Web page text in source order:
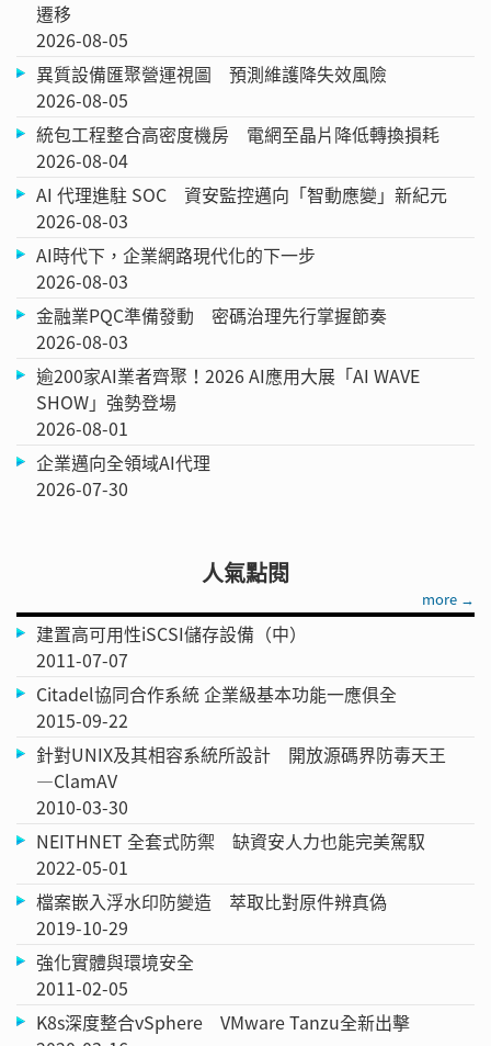
遷移
2026-08-05
異質設備匯聚營運視圖 預測維護降失效風險
2026-08-05
統包工程整合高密度機房 電網至晶片降低轉換損耗
2026-08-04
AI 代理進駐 SOC 資安監控邁向「智動應變」新紀元
2026-08-03
AI時代下，企業網路現代化的下一步
2026-08-03
金融業PQC準備發動 密碼治理先行掌握節奏
2026-08-03
逾200家AI業者齊聚！2026 AI應用大展「AI WAVE
SHOW」強勢登場
2026-08-01
企業邁向全領域AI代理
2026-07-30
人氣點閱
more →
建置高可用性iSCSI儲存設備（中）
2011-07-07
Citadel協同合作系統 企業級基本功能一應俱全
2015-09-22
針對UNIX及其相容系統所設計 開放源碼界防毒天王
—ClamAV
2010-03-30
NEITHNET 全套式防禦 缺資安人力也能完美駕馭
2022-05-01
檔案嵌入浮水印防變造 萃取比對原件辨真偽
2019-10-29
強化實體與環境安全
2011-02-05
K8s深度整合vSphere VMware Tanzu全新出擊